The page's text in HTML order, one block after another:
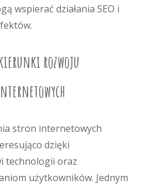
wspierać działania SEO i
kierunki rozwoju
stron internetowych
dzięki
technologii oraz
użytkowników. Jednym